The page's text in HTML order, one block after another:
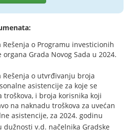
Rešenja o Programu investicionih
Grada Novog Sada u 2024.
Rešenja o utvrđivanju broja
asistencije za koje se
troškova, i broja korisnika koji
na naknadu troškova za uvećan
asistencije, za 2024. godinu
dužnosti v.d. načelnika Gradske